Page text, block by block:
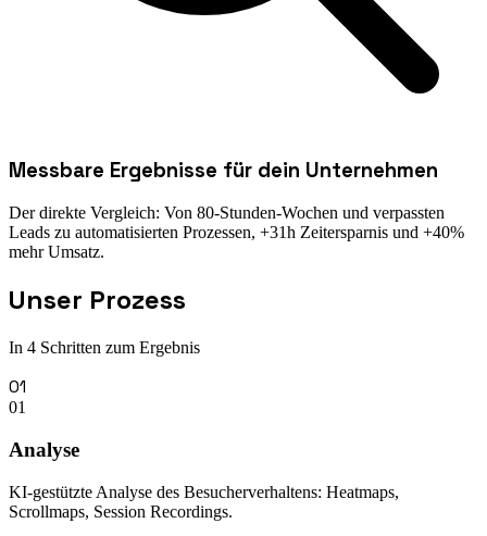
Messbare Ergebnisse für dein Unternehmen
Der direkte Vergleich: Von 80-Stunden-Wochen und verpassten
Leads zu automatisierten Prozessen, +31h Zeitersparnis und +40%
mehr Umsatz.
Unser Prozess
In 4 Schritten zum Ergebnis
01
01
Analyse
KI-gestützte Analyse des Besucherverhaltens: Heatmaps,
Scrollmaps, Session Recordings.